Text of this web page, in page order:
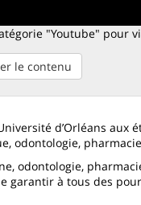
"Youtube" pour
le contenu
d’Orléans
odontologie,
odontologie,
à tous des